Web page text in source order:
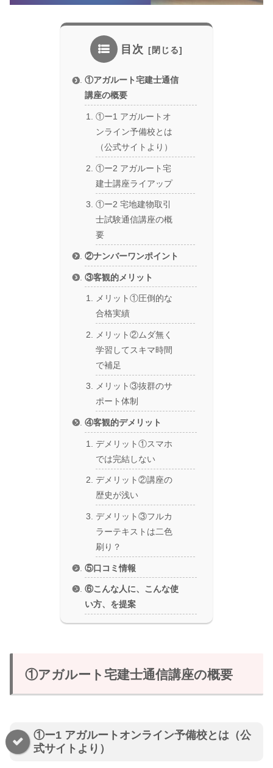
目次
①アガルート宅建士通信
講座の概要
①ー1 アガルートオ
ンライン予備校とは
（公式サイトより）
①ー2 アガルート宅
建士講座ライアップ
①ー2 宅地建物取引
士試験通信講座の概
要
②ナンバーワンポイント
③客観的メリット
メリット①圧倒的な
合格実績
メリット②ムダ無く
学習してスキマ時間
で補足
メリット③抜群のサ
ポート体制
④客観的デメリット
デメリット①スマホ
では完結しない
デメリット②講座の
歴史が浅い
デメリット③フルカ
ラーテキストは二色
刷り？
⑤口コミ情報
⑥こんな人に、こんな使
い方、を提案
①アガルート宅建士通信講座の概要
①ー1 アガルートオンライン予備校とは（公
式サイトより）